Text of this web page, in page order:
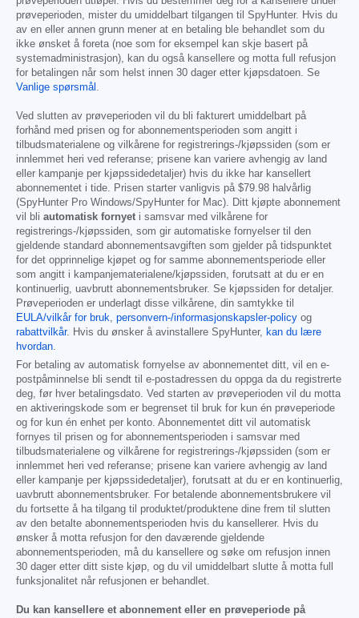
prøveperioden, mister du umiddelbart tilgangen til SpyHunter. Hvis du
av en eller annen grunn mener at en betaling ble behandlet som du
ikke ønsket å foreta (noe som for eksempel kan skje basert på
systemadministrasjon), kan du også kansellere og motta full refusjon
for betalingen når som helst innen 30 dager etter kjøpsdatoen. Se
Vanlige spørsmål .
Ved slutten av prøveperioden vil du bli fakturert umiddelbart på
forhånd med prisen og for abonnementsperioden som angitt i
tilbudsmaterialene og vilkårene for registrerings-/kjøpssiden (som er
innlemmet heri ved referanse; prisene kan variere avhengig av land
eller kampanje per kjøpssidedetaljer) hvis du ikke har kansellert
abonnementet i tide. Prisen starter vanligvis på $79.98 halvårlig
(SpyHunter Pro Windows/SpyHunter for Mac). Ditt kjøpte abonnement
vil bli automatisk fornyet i samsvar med vilkårene for
registrerings-/kjøpssiden, som gir automatiske fornyelser til den
gjeldende standard abonnementsavgiften som gjelder på tidspunktet
for det opprinnelige kjøpet og for samme abonnementsperiode eller
som angitt i kampanjematerialene/kjøpssiden, forutsatt at du er en
kontinuerlig, uavbrutt abonnementsbruker. Se kjøpssiden for detaljer.
Prøveperioden er underlagt disse vilkårene, din samtykke til
EULA/vilkår for bruk, personvern-/informasjonskapsler-policy og
rabattvilkår. Hvis du ønsker å avinstallere SpyHunter, kan du lære
hvordan.
For betaling av automatisk fornyelse av abonnementet ditt, vil en e-
postpåminnelse bli sendt til e-postadressen du oppga da du registrerte
deg, før hver betalingsdato. Ved starten av prøveperioden vil du motta
en aktiveringskode som er begrenset til bruk for kun én prøveperiode
og for kun én enhet per konto. Abonnementet ditt vil automatisk
fornyes til prisen og for abonnementsperioden i samsvar med
tilbudsmaterialene og vilkårene for registrerings-/kjøpssiden (som er
innlemmet heri ved referanse; prisene kan variere avhengig av land
eller kampanje per kjøpssidedetaljer), forutsatt at du er en kontinuerlig,
uavbrutt abonnementsbruker. For betalende abonnementsbrukere vil
du fortsette å ha tilgang til produktet/produktene dine frem til slutten
av den betalte abonnementsperioden hvis du kansellerer. Hvis du
ønsker å motta refusjon for den daværende gjeldende
abonnementsperioden, må du kansellere og søke om refusjon innen
30 dager etter ditt siste kjøp, og du vil umiddelbart slutte å motta full
funksjonalitet når refusjonen er behandlet.
Du kan kansellere et abonnement eller en prøveperiode på